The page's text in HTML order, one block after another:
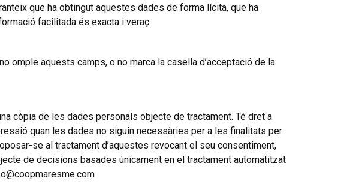
que ha obtingut aquestes dades de forma lícita, que ha
facilitada és exacta i veraç.
omple aquests camps, o no marca la casella d’acceptació de la
còpia de les dades personals objecte de tractament. Té dret a
quan les dades no siguin necessàries per a les finalitats per
se al tractament d’aquestes revocant el seu consentiment,
de decisions basades únicament en el tractament automatitzat